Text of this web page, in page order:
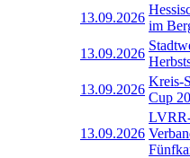
13.09.2026
im
13.09.2026
13.09.2026
Kreis-
Cup
13.09.2026